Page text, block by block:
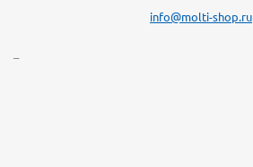
info@molti-shop.ru